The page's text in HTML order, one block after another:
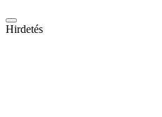
Hirdetés